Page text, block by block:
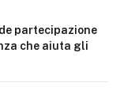
partecipazione
che aiuta gli